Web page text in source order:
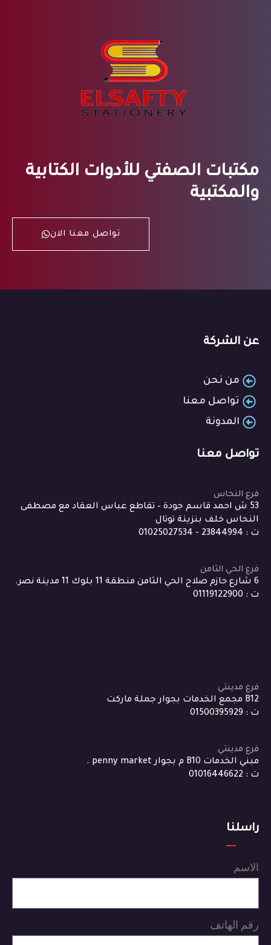
مكتبات الصفتي للأدوات الكتابية
والمكتبية
تواصل معنا الان
عن الشركة
من نحن
تواصل معنا
المدونة
تواصل معنا
فرع النحاس
53 ش احمد قاسم جودة – تقاطع عباس العقاد مع مصطفى
النحاس خلف بنزينة توتال
ت : 23844994 - 01025027534
فرع الحي الثامن
6 شارع حازم صلاح الحي الثامن منطقة 11 بلوك 11 مدينة نصر.
ت : 01119122900
فرع مدينتي
B12 مجمع الخدمات بجوار جملة ماركت
ت : 01500395929
فرع مدينتي
مبني الخدمات B10 م بجوار penny market .
ت : 01016446622
راسلنا
الاسم
رقم الهاتف